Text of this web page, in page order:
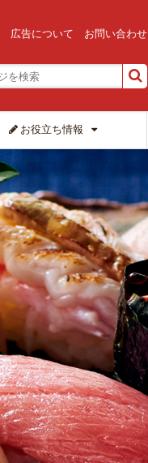
広告について お問い合わせ
お役立ち情報